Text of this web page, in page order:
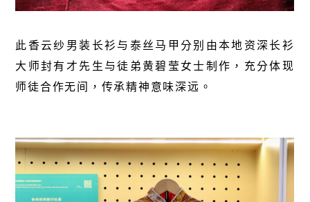
此香云纱男装长衫与泰丝马甲分别由本地资深长衫
大师封有才先生与徒弟黄碧莹女士制作，充分体现
师徒合作无间，传承精神意味深远。